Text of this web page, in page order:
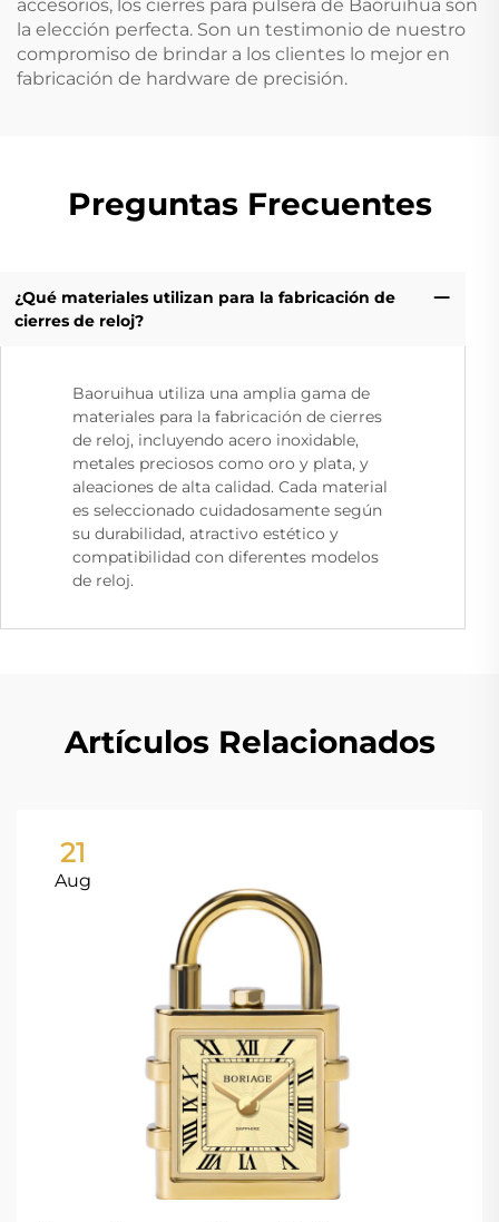
accesorios, los cierres para pulsera de Baoruihua son
la elección perfecta. Son un testimonio de nuestro
compromiso de brindar a los clientes lo mejor en
fabricación de hardware de precisión.
Preguntas Frecuentes
¿Qué materiales utilizan para la fabricación de
cierres de reloj?
Baoruihua utiliza una amplia gama de
materiales para la fabricación de cierres
de reloj, incluyendo acero inoxidable,
metales preciosos como oro y plata, y
aleaciones de alta calidad. Cada material
es seleccionado cuidadosamente según
su durabilidad, atractivo estético y
compatibilidad con diferentes modelos
de reloj.
Artículos Relacionados
21
Aug